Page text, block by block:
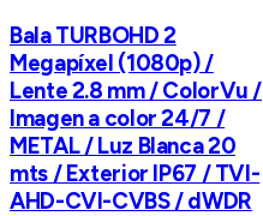
Bala TURBOHD 2
Megapíxel (1080p) /
Lente 2.8 mm / ColorVu /
Imagen a color 24/7 /
METAL / Luz Blanca 20
mts / Exterior IP67 / TVI-
AHD-CVI-CVBS / dWDR